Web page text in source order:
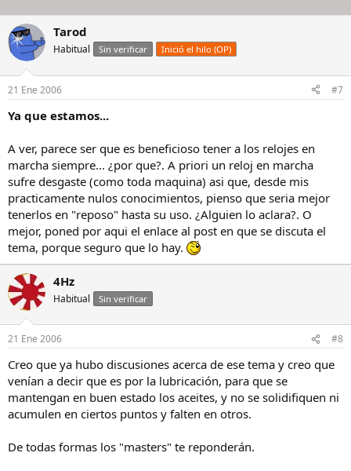
Tarod
Habitual Sin verificar Inició el hilo (OP)
21 Ene 2006 #7
Ya que estamos...
A ver, parece ser que es beneficioso tener a los relojes en
marcha siempre... ¿por que?. A priori un reloj en marcha
sufre desgaste (como toda maquina) asi que, desde mis
practicamente nulos conocimientos, pienso que seria mejor
tenerlos en "reposo" hasta su uso. ¿Alguien lo aclara?. O
mejor, poned por aqui el enlace al post en que se discuta el
tema, porque seguro que lo hay.
4Hz
Habitual Sin verificar
21 Ene 2006 #8
Creo que ya hubo discusiones acerca de ese tema y creo que
venían a decir que es por la lubricación, para que se
mantengan en buen estado los aceites, y no se solidifiquen ni
acumulen en ciertos puntos y falten en otros.
De todas formas los "masters" te reponderán.